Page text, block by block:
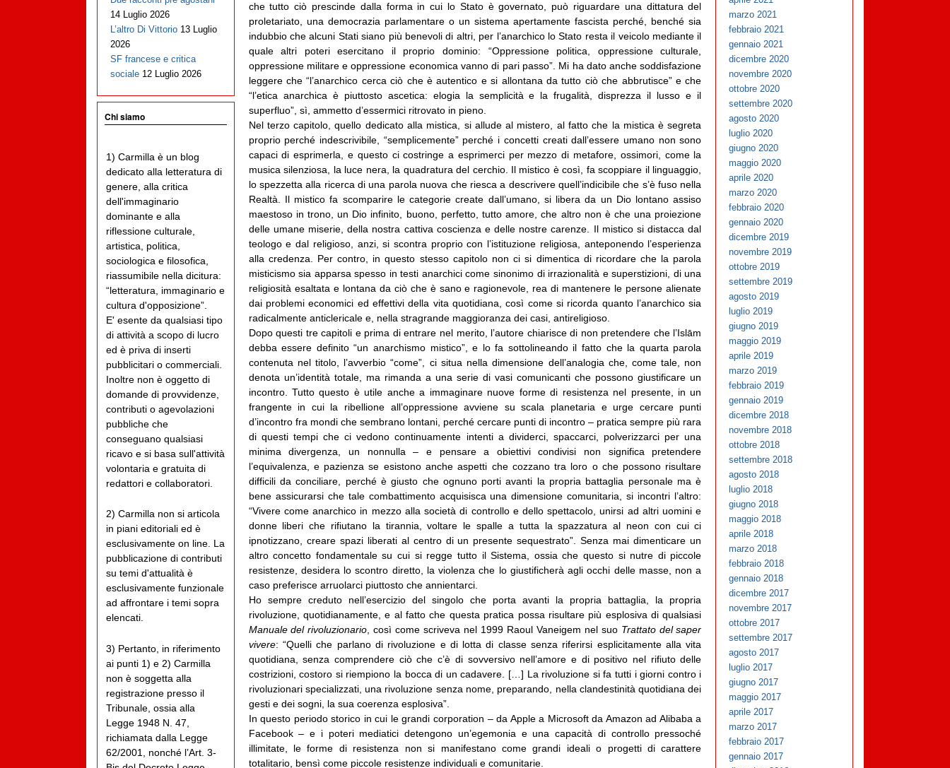
che tutto ciò prescinde dalla forma in cui lo Stato è governato, può riguardare una dittatura del
proletariato, una democrazia parlamentare o un sistema apertamente fascista perché, benché sia
indubbio che alcuni Stati siano più benevoli di altri, per l’anarchico lo Stato resta il veicolo mediante il
quale altri poteri esercitano il proprio dominio: “Oppressione politica, oppressione culturale,
oppressione militare e oppressione economica vanno di pari passo”. Mi ha dato anche soddisfazione
leggere che “l’anarchico cerca ciò che è autentico e si allontana da tutto ciò che abbrutisce” e che
“l’etica anarchica è piuttosto ascetica: elogia la semplicità e la frugalità, disprezza il lusso e il
superfluo”, sì, ammetto d’essermici ritrovato in pieno.
Nel terzo capitolo, quello dedicato alla mistica, si allude al mistero, al fatto che la mistica è segreta
proprio perché indescrivibile, “semplicemente” perché i concetti creati dall’essere umano non sono
capaci di esprimerla, e questo ci costringe a esprimerci per mezzo di metafore, ossimori, come la
musica silenziosa, la luce nera, la quadratura del cerchio. Il mistico è così, fa scoppiare il linguaggio,
lo spezzetta alla ricerca di una parola nuova che riesca a descrivere quell’indicibile che s’è fuso nella
Realtà. Il mistico fa scomparire le categorie create dall’umano, si libera da un Dio lontano assiso
maestoso in trono, un Dio infinito, buono, perfetto, tutto amore, che altro non è che una proiezione
delle umane miserie, della nostra cattiva coscienza e delle nostre carenze. Il mistico si distacca dal
teologo e dal religioso, anzi, si scontra proprio con l’istituzione religiosa, anteponendo l’esperienza
alla credenza. Per contro, in questo stesso capitolo non ci si dimentica di ricordare che la parola
misticismo sia apparsa spesso in testi anarchici come sinonimo di irrazionalità e superstizioni, di una
religiosità esaltata e lontana da ciò che è sano e ragionevole, rea di mantenere le persone alienate
dai problemi economici ed effettivi della vita quotidiana, così come si ricorda quanto l’anarchico sia
radicalmente anticlericale e, nella stragrande maggioranza dei casi, antireligioso.
Dopo questi tre capitoli e prima di entrare nel merito, l’autore chiarisce di non pretendere che l’Islām
debba essere definito “un anarchismo mistico”, e lo fa sottolineando il fatto che la quarta parola
contenuta nel titolo, l’avverbio “come”, ci situa nella dimensione dell’analogia che, come tale, non
denota un’identità totale, ma rimanda a una serie di vasi comunicanti che possono giustificare un
incontro. Tutto questo è utile anche a immaginare nuove forme di resistenza nel presente, in un
frangente in cui la ribellione all’oppressione avviene su scala planetaria e urge cercare punti
d’incontro fra mondi che sembrano lontani, perché cercare punti di incontro – pratica sempre più rara
di questi tempi che ci vedono continuamente intenti a dividerci, spaccarci, polverizzarci per una
minima divergenza, un nonnulla – e pensare a obiettivi condivisi non significa pretendere
l’equivalenza, e pazienza se esistono anche aspetti che cozzano tra loro o che possono risultare
difficili da conciliare, perché è giusto che ognuno porti avanti la propria battaglia personale ma è
bene assicurarsi che tale combattimento acquisisca una dimensione comunitaria, si incontri l’altro:
“Vivere come anarchico in mezzo alla società di controllo e dello spettacolo, unirsi ad altri uomini e
donne liberi che rifiutano la tirannia, voltare le spalle a tutta la spazzatura al neon con cui ci
ipnotizzano, creare spazi liberati al centro di un presente sequestrato”. Senza mai dimenticare un
altro concetto fondamentale su cui si regge tutto il Sistema, ossia che questo si nutre di piccole
resistenze, desidera lo scontro diretto, la violenza che lo giustificherà agli occhi delle masse, non a
caso preferisce arruolarci piuttosto che annientarci.
Ho sempre creduto nell’esercizio del singolo che porta avanti la propria battaglia, la propria
rivoluzione, quotidianamente, e al fatto che questa pratica possa risultare più esplosiva di qualsiasi
Manuale del rivoluzionario , così come scriveva nel 1999 Raoul Vaneigem nel suo Trattato del saper
vivere: “Quelli che parlano di rivoluzione e di lotta di classe senza riferirsi esplicitamente alla vita
quotidiana, senza comprendere ciò che c’è di sovversivo nell’amore e di positivo nel rifiuto delle
costrizioni, costoro si riempiono la bocca di un cadavere. […] La rivoluzione si fa tutti i giorni contro i
rivoluzionari specializzati, una rivoluzione senza nome, preparando, nella clandestinità quotidiana dei
gesti e dei sogni, la sua coerenza esplosiva”.
In questo periodo storico in cui le grandi corporation – da Apple a Microsoft da Amazon ad Alibaba a
Facebook – e i poteri mediatici detengono un’egemonia e una capacità di controllo pressoché
illimitate, le forme di resistenza non si manifestano come grandi ideali o progetti di carattere
totalitario, bensì come piccole resistenze individuali e comunitarie.
14 Luglio 2026
L’altro Di Vittorio 13 Luglio
2026
SF francese e critica
sociale 12 Luglio 2026
Chi siamo
1) Carmilla è un blog
dedicato alla letteratura di
genere, alla critica
dell'immaginario
dominante e alla
riflessione culturale,
artistica, politica,
sociologica e filosofica,
riassumibile nella dicitura:
“letteratura, immaginario e
cultura d'opposizione”.
E' esente da qualsiasi tipo
di attività a scopo di lucro
ed è priva di inserti
pubblicitari o commerciali.
Inoltre non è oggetto di
domande di provvidenze,
contributi o agevolazioni
pubbliche che
conseguano qualsiasi
ricavo e si basa sull'attività
volontaria e gratuita di
redattori e collaboratori.
2) Carmilla non si articola
in piani editoriali ed è
esclusivamente on line. La
pubblicazione di contributi
su temi d'attualità è
esclusivamente funzionale
ad affrontare i temi sopra
elencati.
3) Pertanto, in riferimento
ai punti 1) e 2) Carmilla
non è soggetta alla
registrazione presso il
Tribunale, ossia alla
Legge 1948 N. 47,
richiamata dalla Legge
62/2001, nonché l’Art. 3-
marzo 2021
febbraio 2021
gennaio 2021
dicembre 2020
novembre 2020
ottobre 2020
settembre 2020
agosto 2020
luglio 2020
giugno 2020
maggio 2020
aprile 2020
marzo 2020
febbraio 2020
gennaio 2020
dicembre 2019
novembre 2019
ottobre 2019
settembre 2019
agosto 2019
luglio 2019
giugno 2019
maggio 2019
aprile 2019
marzo 2019
febbraio 2019
gennaio 2019
dicembre 2018
novembre 2018
ottobre 2018
settembre 2018
agosto 2018
luglio 2018
giugno 2018
maggio 2018
aprile 2018
marzo 2018
febbraio 2018
gennaio 2018
dicembre 2017
novembre 2017
ottobre 2017
settembre 2017
agosto 2017
luglio 2017
giugno 2017
maggio 2017
aprile 2017
marzo 2017
febbraio 2017
gennaio 2017